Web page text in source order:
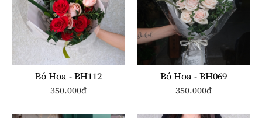
Bó Hoa - BH112
350.000đ
Bó Hoa - BH069
350.000đ